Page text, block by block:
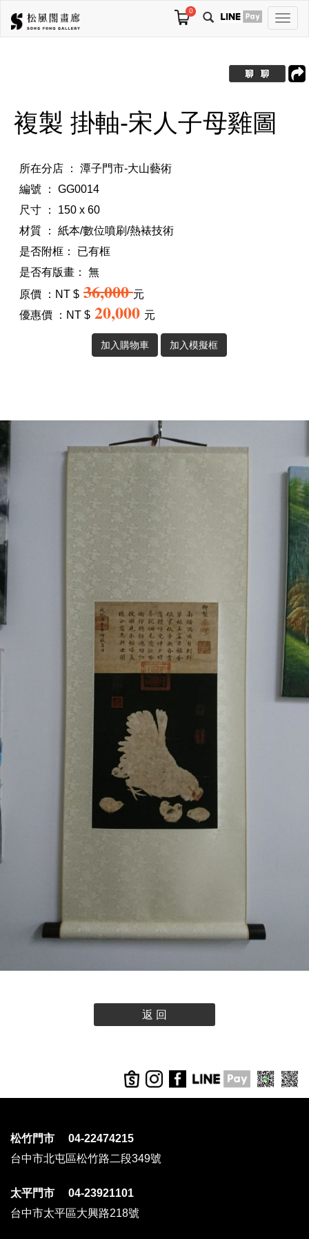
切
換
航
0
複製 掛軸-宋人子母雞圖
所在分店 ： 潭子門市-大山藝術
編號 ： GG0014
尺寸 ： 150 x 60
材質 ： 紙本/數位噴刷/熱裱技術
是否附框：
已有框
是否有版畫：
無
原價 ：NT $ 36,000元
優惠價 ：NT $ 20,000 元
返 回
松竹門市 04-22474215
台中市北屯區松竹路二段349號
太平門市 04-23921101
台中市太平區大興路218號